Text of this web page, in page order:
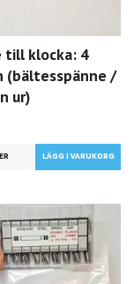
till klocka: 4
(bältesspänne /
ur)
LÄGG I VARUKORG